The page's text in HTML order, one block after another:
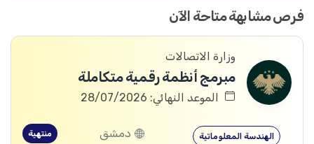
فرص مشابهة متاحة الآن
وزارة الاتصالات
مبرمج أنظمة رقمية متكاملة
الموعد النهائي: 28/07/2026
الهندسة المعلوماتية دمشق منتهية